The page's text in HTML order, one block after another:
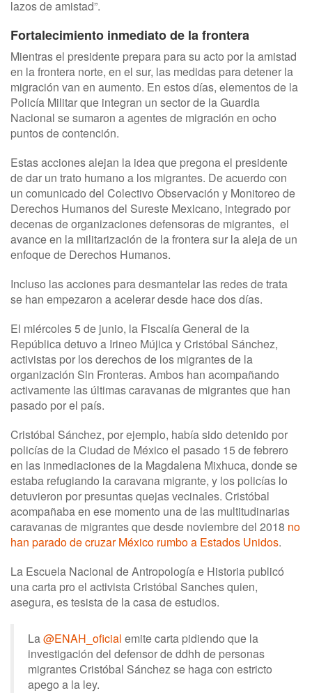
lazos de amistad”.
Fortalecimiento inmediato de la frontera
Mientras el presidente prepara para su acto por la amistad
en la frontera norte, en el sur, las medidas para detener la
migración van en aumento. En estos días, elementos de la
Policía Militar que integran un sector de la Guardia
Nacional se sumaron a agentes de migración en ocho
puntos de contención.
Estas acciones alejan la idea que pregona el presidente
de dar un trato humano a los migrantes. De acuerdo con
un comunicado del Colectivo Observación y Monitoreo de
Derechos Humanos del Sureste Mexicano, integrado por
decenas de organizaciones defensoras de migrantes, el
avance en la militarización de la frontera sur la aleja de un
enfoque de Derechos Humanos.
Incluso las acciones para desmantelar las redes de trata
se han empezaron a acelerar desde hace dos días.
El miércoles 5 de junio, la Fiscalía General de la
República detuvo a Irineo Mújica y Cristóbal Sánchez,
activistas por los derechos de los migrantes de la
organización Sin Fronteras. Ambos han acompañando
activamente las últimas caravanas de migrantes que han
pasado por el país.
Cristóbal Sánchez, por ejemplo, había sido detenido por
policías de la Ciudad de México el pasado 15 de febrero
en las inmediaciones de la Magdalena Mixhuca, donde se
estaba refugiando la caravana migrante, y los policías lo
detuvieron por presuntas quejas vecinales. Cristóbal
acompañaba en ese momento una de las multitudinarias
caravanas de migrantes que desde noviembre del 2018 no
han parado de cruzar México rumbo a Estados Unidos.
La Escuela Nacional de Antropología e Historia publicó
una carta pro el activista Cristóbal Sanches quien,
asegura, es tesista de la casa de estudios.
La@ENAH_oficial emite carta pidiendo que la
investigación del defensor de ddhh de personas
migrantes Cristóbal Sánchez se haga con estricto
apego a la ley.